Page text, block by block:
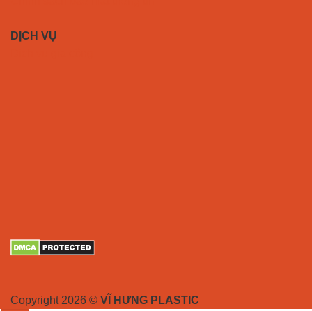
DỊCH VỤ
Copyright 2026 © VĨ HƯNG PLASTIC